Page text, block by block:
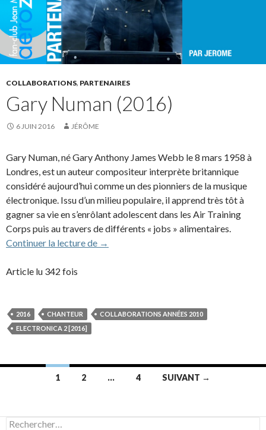
COLLABORATIONS, PARTENAIRES
Gary Numan (2016)
6 JUIN 2016 JÉRÔME
Gary Numan, né Gary Anthony James Webb le 8 mars 1958 à
Londres, est un auteur compositeur interprète britannique
considéré aujourd’hui comme un des pionniers de la musique
électronique. Issu d’un milieu populaire, il apprend très tôt à
gagner sa vie en s’enrôlant adolescent dans les Air Training
Corps puis au travers de différents « jobs » alimentaires.
Continuer la lecture de Gary Numan (2016)
→
Article lu 342 fois
2016 CHANTEUR
COLLABORATIONS ANNÉES 2010
ELECTRONICA 2 [2016]
Navigation
articles
1 2 … 4 SUIVANT →
Rechercher :